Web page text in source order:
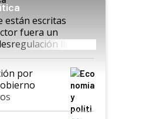
están escritas
fuera un
llegó
y hasta se
al IPCVA
por